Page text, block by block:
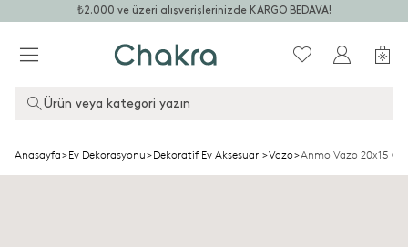
₺2.000 ve üzeri alışverişlerinizde KARGO BEDAVA!
Ürün veya kategori yazın
Anasayfa>Ev Dekorasyonu>Dekoratif Ev Aksesuarı>Vazo>Anmo Vazo 20x15